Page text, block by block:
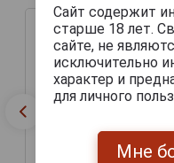
Сайт содержит
старше 18 лет.
сайте, не
исключительно
характер и
для личного
Мне